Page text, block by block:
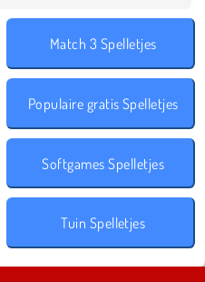
Match 3 Spelletjes
Populaire gratis Spelletjes
Softgames Spelletjes
Tuin Spelletjes